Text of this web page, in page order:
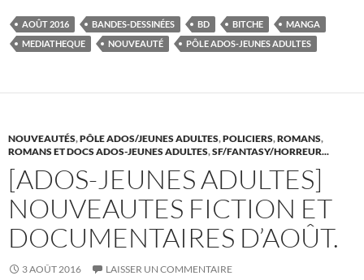
e
b
o
itt
er
er
es
m
bl
ta
g
AOÛT 2016 BANDES-DESSINÉES BD BITCHE
MANGA
MEDIATHEQUE
NOUVEAUTÉ PÔLE ADOS-JEUNES ADULTES
NOUVEAUTÉS,PÔLE ADOS/JEUNES ADULTES,POLICIERS,ROMANS,
ROMANS ET DOCS ADOS-JEUNES ADULTES,SF/FANTASY/HORREUR...
[ADOS-JEUNES ADULTES]
NOUVEAUTES FICTION ET
DOCUMENTAIRES D’AOÛT.
3 AOÛT 2016 LAISSER UN COMMENTAIRE